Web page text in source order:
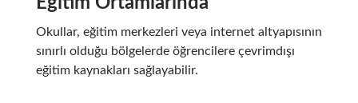
Okullar, eğitim merkezleri veya internet altyapısının
sınırlı olduğu bölgelerde öğrencilere çevrimdışı
eğitim kaynakları sağlayabilir.